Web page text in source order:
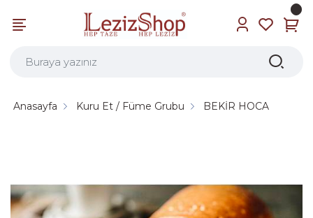
Anasayfa Kuru Et / Füme Grubu BEKİR HOCA